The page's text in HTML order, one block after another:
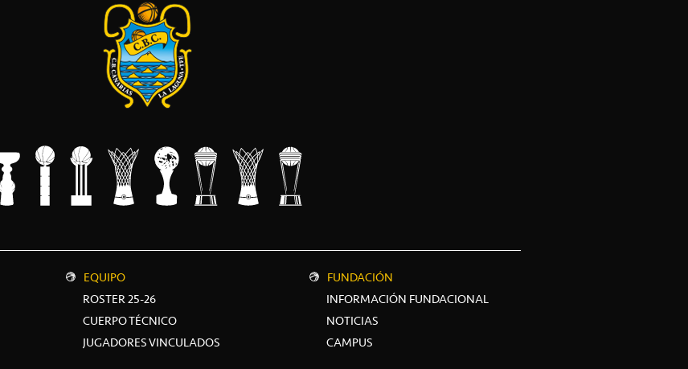
EQUIPO
ROSTER 25-26
CUERPO TÉCNICO
JUGADORES VINCULADOS
FUNDACIÓN
INFORMACIÓN FUNDACIONAL
NOTICIAS
CAMPUS